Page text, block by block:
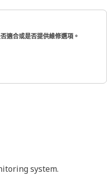
適合或是否提供維修選項。
system.